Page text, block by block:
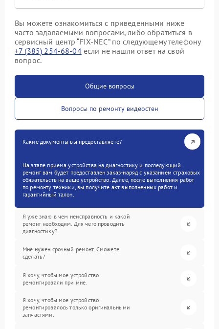
Вы можете ознакомиться с приведенными ниже
часто задаваемыми вопросами, либо обратиться в
сервисный центр “FIX-NEC” по следующему телефону
+7 (385) 254-68-04если не нашли ответ на свой
вопрос.
Общие вопросы
Вопросы по ремонту видеостен
Какие документы вы предоставляете?
На этапе приема устройства на диагностику и последующий
ремонт вам будет предоставлен заказ-наряд с указанием страховых
обязательств на ваше устройство. Далее, после выполнения работ
по ремонту техники, вы получите акт выполненных работ и
гарантийный талон.
Я уже знаю в чем неисправность и какой
ремонт необходим. Для чего проводить
диагностику?
Мне нужен срочный ремонт. Сможете
сделать?
Я хочу, чтобы мое устройство
ремонтировали при мне.
Я хочу, чтобы мое устройство
ремонтировалось только оригинальными
запчастями.